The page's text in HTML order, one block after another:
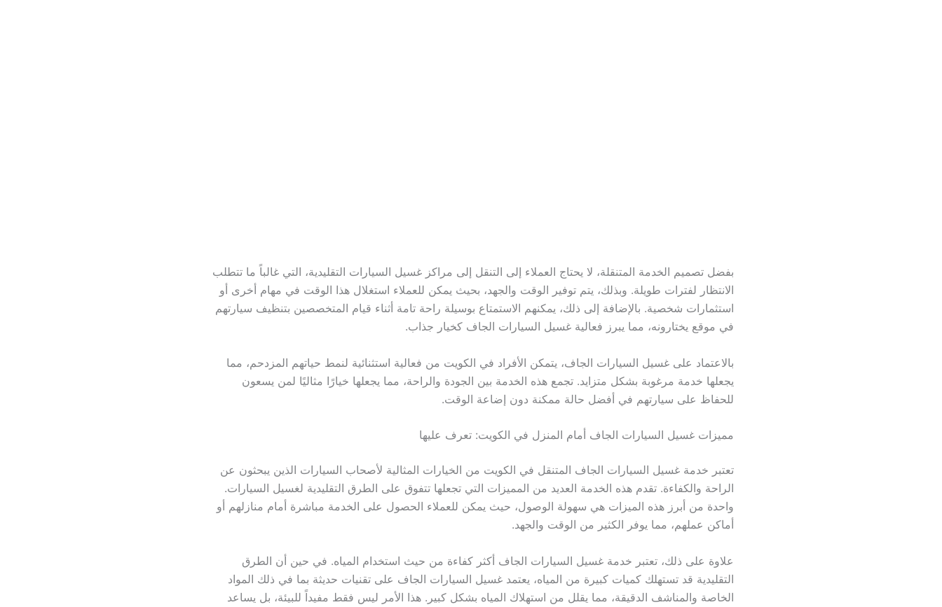
بفضل تصميم الخدمة المتنقلة، لا يحتاج العملاء إلى التنقل إلى مراكز غسيل السيارات التقليدية، التي غالباً ما تتطلب
الانتظار لفترات طويلة. وبذلك، يتم توفير الوقت والجهد، بحيث يمكن للعملاء استغلال هذا الوقت في مهام أخرى أو
استثمارات شخصية. بالإضافة إلى ذلك، يمكنهم الاستمتاع بوسيلة راحة تامة أثناء قيام المتخصصين بتنظيف سيارتهم
في موقع يختارونه، مما يبرز فعالية غسيل السيارات الجاف كخيار جذاب.
بالاعتماد على غسيل السيارات الجاف، يتمكن الأفراد في الكويت من فعالية استثنائية لنمط حياتهم المزدحم، مما
يجعلها خدمة مرغوبة بشكل متزايد. تجمع هذه الخدمة بين الجودة والراحة، مما يجعلها خيارًا مثاليًا لمن يسعون
للحفاظ على سيارتهم في أفضل حالة ممكنة دون إضاعة الوقت.
مميزات غسيل السيارات الجاف أمام المنزل في الكويت: تعرف عليها
تعتبر خدمة غسيل السيارات الجاف المتنقل في الكويت من الخيارات المثالية لأصحاب السيارات الذين يبحثون عن
الراحة والكفاءة. تقدم هذه الخدمة العديد من المميزات التي تجعلها تتفوق على الطرق التقليدية لغسيل السيارات.
واحدة من أبرز هذه الميزات هي سهولة الوصول، حيث يمكن للعملاء الحصول على الخدمة مباشرة أمام منازلهم أو
أماكن عملهم، مما يوفر الكثير من الوقت والجهد.
علاوة على ذلك، تعتبر خدمة غسيل السيارات الجاف أكثر كفاءة من حيث استخدام المياه. في حين أن الطرق
التقليدية قد تستهلك كميات كبيرة من المياه، يعتمد غسيل السيارات الجاف على تقنيات حديثة بما في ذلك المواد
الخاصة والمناشف الدقيقة، مما يقلل من استهلاك المياه بشكل كبير. هذا الأمر ليس فقط مفيداً للبيئة، بل يساعد